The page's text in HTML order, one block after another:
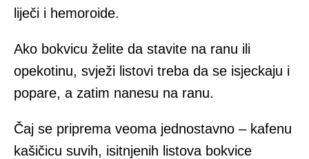
liječi i hemoroide.
Ako bokvicu želite da stavite na ranu ili
opekotinu, svježi listovi treba da se isjeckaju i
popare, a zatim nanesu na ranu.
Čaj se priprema veoma jednostavno – kafenu
kašičicu suvih, isitnjenih listova bokvice